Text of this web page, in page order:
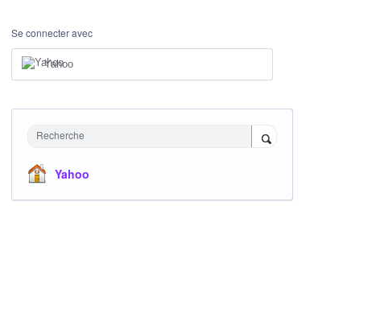
Se connecter avec
Yahoo
Recherche
Yahoo